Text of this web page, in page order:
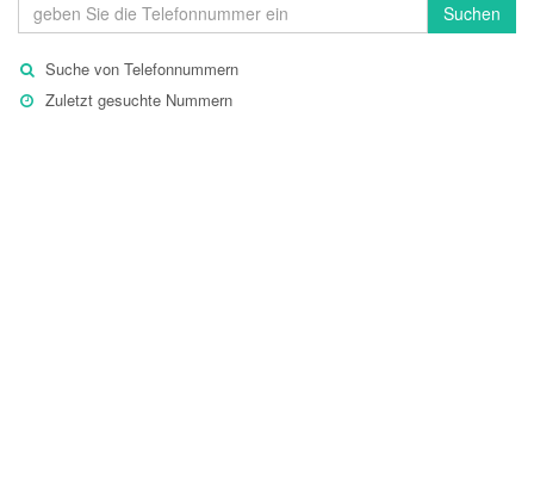
Suchen
Suche von Telefonnummern
Zuletzt gesuchte Nummern